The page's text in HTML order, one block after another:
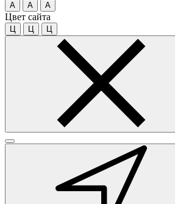
A A A
Цвет сайта
Ц Ц Ц